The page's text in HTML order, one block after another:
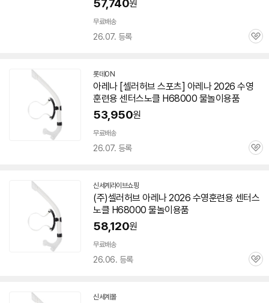
57,740원
무료배송
26.07. 등록
관
롯데ON
아레나 [셀러허브 스포츠] 아레나 2026 수영
훈련용 센터스노클 H68000 물놀이용품
53,950원
무료배송
26.07. 등록
관
신세계라이브쇼핑
(주)셀러허브 아레나 2026 수영훈련용 센터스
노클 H68000 물놀이용품
58,120원
무료배송
26.06. 등록
관
신세계몰